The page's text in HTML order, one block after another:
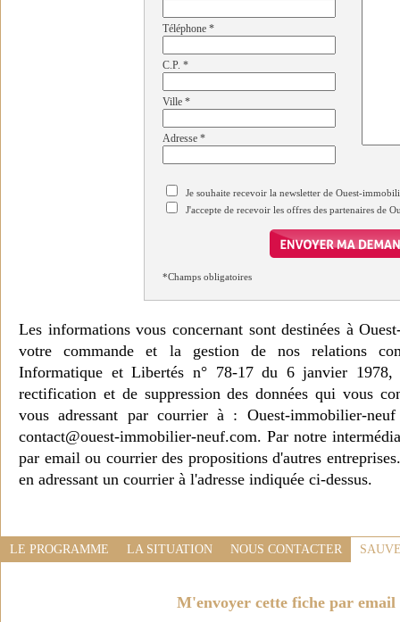
Téléphone *
C.P. *
Ville *
Adresse *
Je souhaite recevoir la newsletter de Ouest-
J'accepte de recevoir les offres des partenaires de
*Champs obligatoires
Les informations vous concernant sont destinées à
votre commande et la gestion de nos relations
Informatique et Libertés n° 78-17 du 6 janvier 1978,
rectification et de suppression des données qui vous
vous adressant par courrier à : Ouest-immobilier-
contact@ouest-immobilier-neuf.com. Par notre
par email ou courrier des propositions d'autres
en adressant un courrier à l'adresse indiquée ci-dessus.
LE PROGRAMME LA SITUATION NOUS CONTACTER
M'envoyer cette fiche par email